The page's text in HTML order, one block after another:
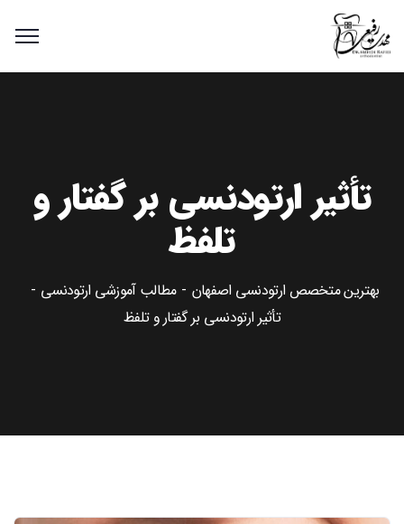
تأثیر ارتودنسی بر گفتار و
تلفظ
بهترین متخصص ارتودنسی اصفهان
مطالب آموزشی ارتودنسی
تأثیر ارتودنسی بر گفتار و تلفظ